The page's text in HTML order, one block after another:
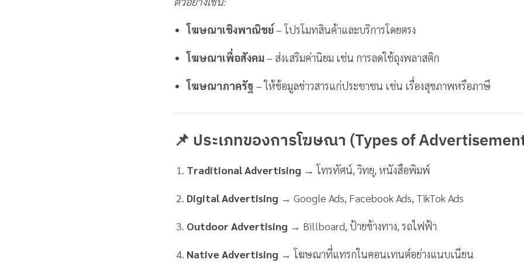
โฆษณาเชิงพาณิชย์– โปรโมทสินค้าและบริการโดยตรง
โฆษณาเพื่อสังคม– ส่งเสริมค่านิยม เช่น การลดใช้ถุงพลาสติก
โฆษณาภาครัฐ – ให้ข้อมูลข่าวสารแก่ประชาชน เช่น เรื่องสุขภาพหรือภาษี
📌 ประเภทของการโฆษณา (Types of
Traditional Advertising → โทรทัศน์, วิทยุ, หนังสือพิมพ์
Digital Advertising → Google Ads, Facebook Ads, TikTok Ads
Outdoor Advertising → Billboard, ป้ายข้างทาง, รถไฟฟ้า
Native Advertising → โฆษณาที่แทรกในคอนเทนต์อย่างแนบเนียน